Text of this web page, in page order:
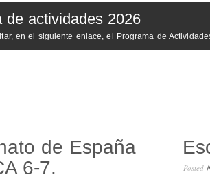
de actividades 2026
en el siguiente enlace, el Programa de
de España
6-7.
Posted